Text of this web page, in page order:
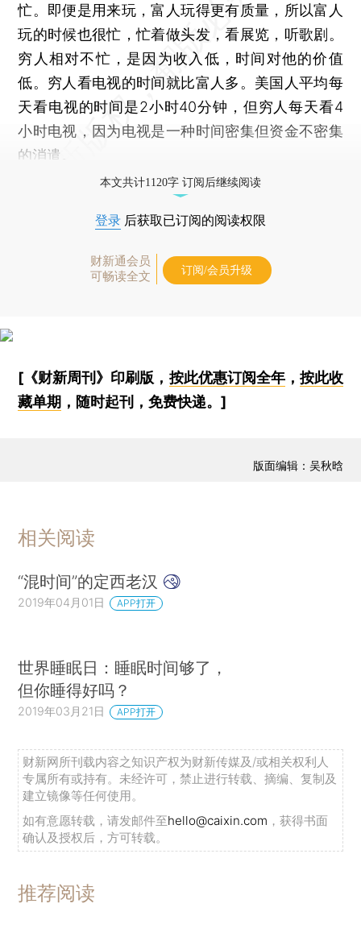
忙。即便是用来玩，富人玩得更有质量，所以富人
玩的时候也很忙，忙着做头发，看展览，听歌剧。
穷人相对不忙，是因为收入低，时间对他的价值
低。穷人看电视的时间就比富人多。美国人平均每
天看电视的时间是2小时40分钟，但穷人每天看4
小时电视，因为电视是一种时间密集但资金不密集
的消遣。
本文共计1120字 订阅后继续阅读
登录 后获取已订阅的阅读权限
财新通会员
可畅读全文
订阅/会员升级
[《财新周刊》印刷版， 按此优惠订阅全年， 按此收
藏单期 ，随时起刊，免费快递。]
版面编辑：吴秋晗
相关阅读
“混时间”的定西老汉
2019年04月01日 APP打开
世界睡眠日：睡眠时间够了，
但你睡得好吗？
2019年03月21日 APP打开
财新网所刊载内容之知识产权为财新传媒及/或相关权利人
专属所有或持有。未经许可，禁止进行转载、摘编、复制及
建立镜像等任何使用。
如有意愿转载，请发邮件至hello@caixin.com ，获得书面
确认及授权后，方可转载。
推荐阅读